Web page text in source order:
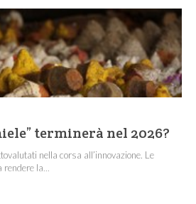
terminerà nel 2026?
nella corsa all’innovazione. Le
la...